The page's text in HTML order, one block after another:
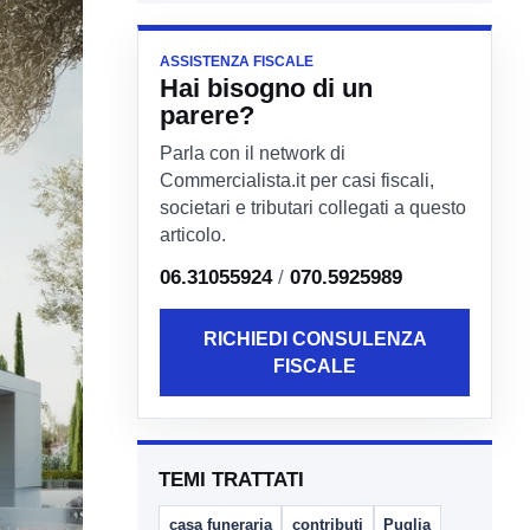
ASSISTENZA FISCALE
Hai bisogno di un
parere?
Parla con il network di
Commercialista.it per casi fiscali,
societari e tributari collegati a questo
articolo.
06.31055924 / 070.5925989
RICHIEDI CONSULENZA
FISCALE
TEMI TRATTATI
casa funeraria contributi Puglia